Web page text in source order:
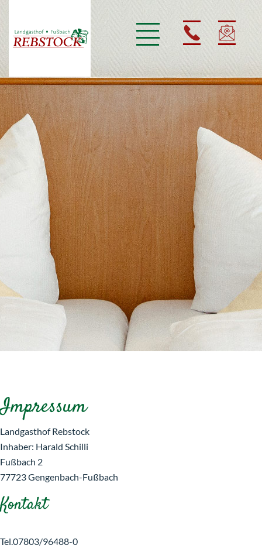
Impressum
Landgasthof Rebstock
Inhaber: Harald Schilli
Fußbach 2
77723 Gengenbach-Fußbach
Kontakt
Tel.07803/96488-0